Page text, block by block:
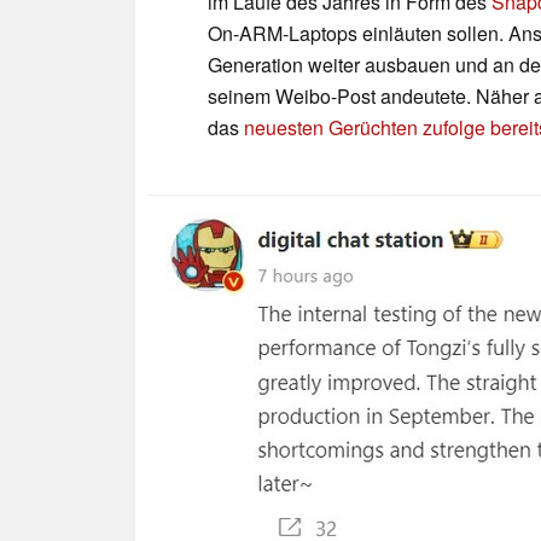
On-ARM-Laptops einläuten sollen.
Generation weiter ausbauen und an
seinem Weibo-Post andeutete. Näher
das neuesten Gerüchten zufolge